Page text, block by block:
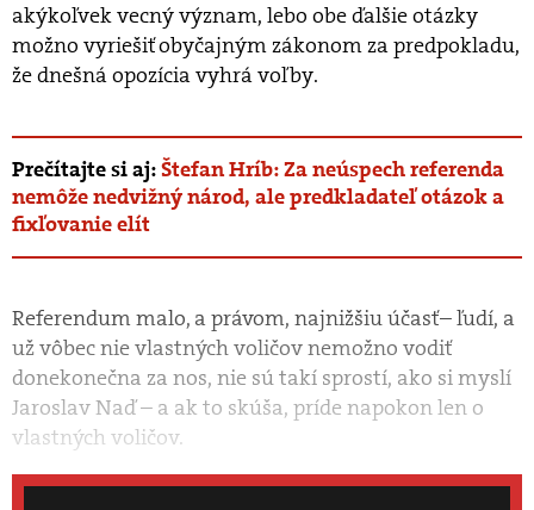
akýkoľvek vecný význam, lebo obe ďalšie otázky
možno vyriešiť obyčajným zákonom za predpokladu,
že dnešná opozícia vyhrá voľby.
Prečítajte si aj:Štefan Hríb: Za neúspech referenda
nemôže nedvižný národ, ale predkladateľ otázok a
fixľovanie elít
Referendum malo, a právom, najnižšiu účasť– ľudí, a
už vôbec nie vlastných voličov nemožno vodiť
donekonečna za nos, nie sú takí sprostí, ako si myslí
Jaroslav Naď – a ak to skúša, príde napokon len o
vlastných voličov.